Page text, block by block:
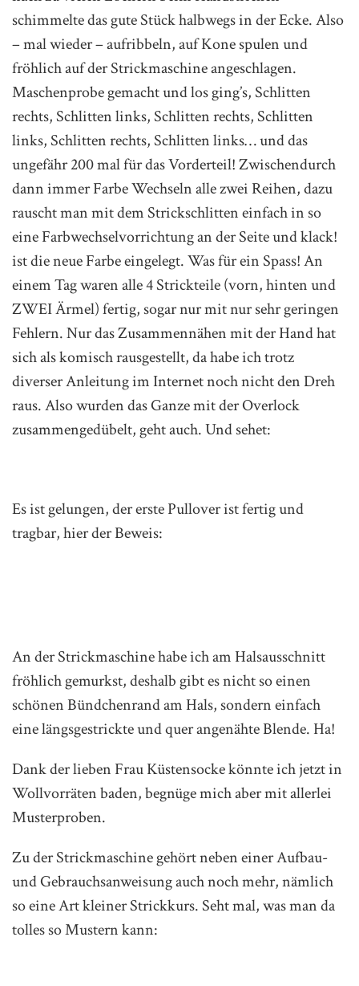
schimmelte das gute Stück halbwegs in der Ecke. Also
– mal wieder – aufribbeln, auf Kone spulen und
fröhlich auf der Strickmaschine angeschlagen.
Maschenprobe gemacht und los ging’s, Schlitten
rechts, Schlitten links, Schlitten rechts, Schlitten
links, Schlitten rechts, Schlitten links… und das
ungefähr 200 mal für das Vorderteil! Zwischendurch
dann immer Farbe Wechseln alle zwei Reihen, dazu
rauscht man mit dem Strickschlitten einfach in so
eine Farbwechselvorrichtung an der Seite und klack!
ist die neue Farbe eingelegt. Was für ein Spass! An
einem Tag waren alle 4 Strickteile (vorn, hinten und
ZWEI Ärmel) fertig, sogar nur mit nur sehr geringen
Fehlern. Nur das Zusammennähen mit der Hand hat
sich als komisch rausgestellt, da habe ich trotz
diverser Anleitung im Internet noch nicht den Dreh
raus. Also wurden das Ganze mit der Overlock
zusammengedübelt, geht auch. Und sehet:
Es ist gelungen, der erste Pullover ist fertig und
tragbar, hier der Beweis:
An der Strickmaschine habe ich am Halsausschnitt
fröhlich gemurkst, deshalb gibt es nicht so einen
schönen Bündchenrand am Hals, sondern einfach
eine längsgestrickte und quer angenähte Blende. Ha!
Dank der lieben FrauKüstensockekönnte ich jetzt in
Wollvorräten baden, begnüge mich aber mit allerlei
Musterproben.
Zu der Strickmaschine gehört neben einer Aufbau-
und Gebrauchsanweisung auch noch mehr, nämlich
so eine Art kleiner Strickkurs. Seht mal, was man da
tolles so Mustern kann: